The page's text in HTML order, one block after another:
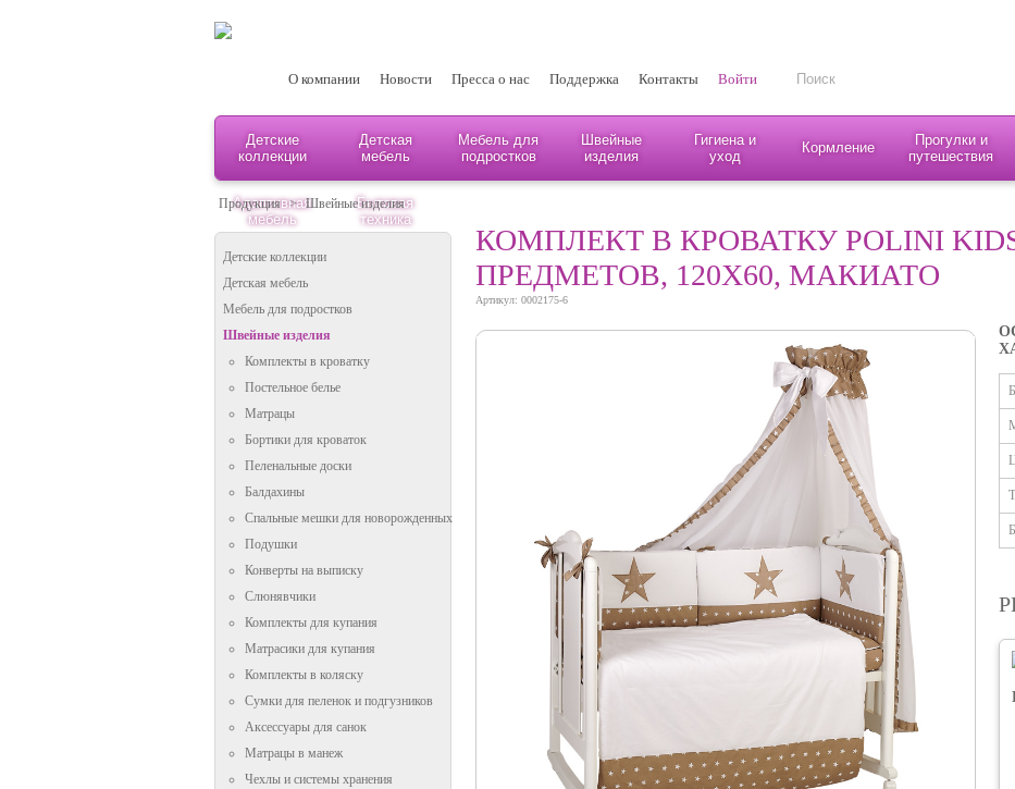
О компании Новости Пресса о нас Поддержка Контакты Войти
Детские
коллекции
Детская
мебель
Мебель для
подростков
Швейные
изделия
Гигиена и
уход
Кормление
Прогулки и
путешествия
Адаптивная
мебель
Бытовая
техника
Продукция > Швейные изделия
Детские коллекции
Детская мебель
Мебель для подростков
Швейные изделия
Комплекты в кроватку
Постельное белье
Матрацы
Бортики для кроваток
Пеленальные доски
Балдахины
Спальные мешки для новорожденных
Подушки
Конверты на выписку
Слюнявчики
Комплекты для купания
Матрасики для купания
Комплекты в коляску
Сумки для пеленок и подгузников
Аксессуары для санок
Матрацы в манеж
Чехлы и системы хранения
КОМПЛЕКТ В КРОВАТКУ POLINI
ПРЕДМЕТОВ, 120Х60, МАКИАТО
Артикул: 0002175-6